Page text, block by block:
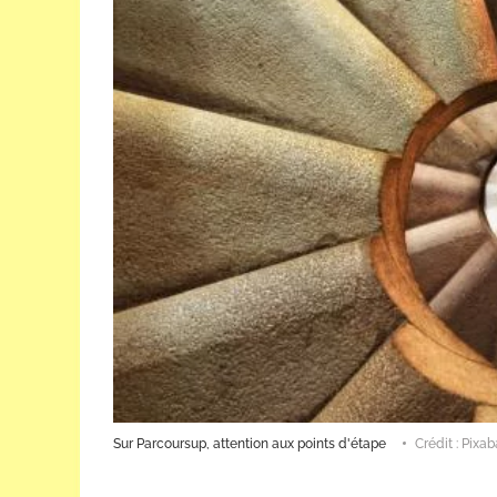
Sur Parcoursup, attention aux points d'étape Crédit :